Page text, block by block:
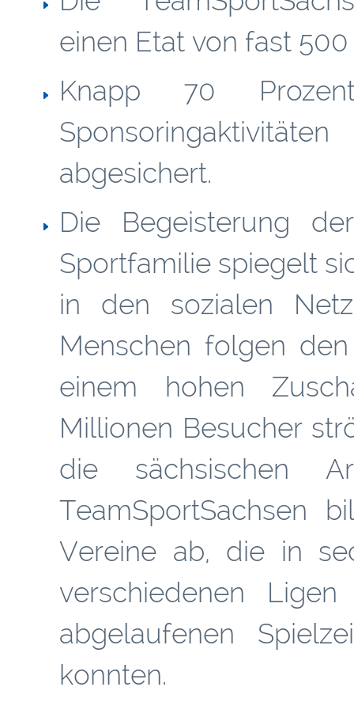
einen Etat von fast
Knapp 70
abgesichert.
Die Begeisterung
Sportfamilie spiegelt
in den sozialen
Menschen folgen
einem hohen
Millionen Besucher
die sächsischen
TeamSportSachsen
Vereine ab, die in
verschiedenen
abgelaufenen
konnten.